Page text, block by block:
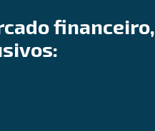
financeiro,